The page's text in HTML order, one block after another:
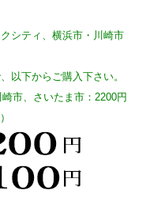
シティ、横浜市・川崎市
以下からご購入下さい。
市、さいたま市：2200円